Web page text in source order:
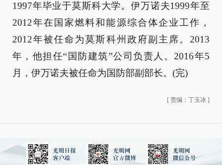
1997年毕业于莫斯科大学。伊万诺夫1999年至
2012年在国家燃料和能源综合体企业工作，
2012年被任命为莫斯科州政府副主席。2013
年，他担任“国防建筑”公司负责人。2016年5
月，伊万诺夫被任命为国防部副部长。(完)
[ 责编：丁玉冰 ]